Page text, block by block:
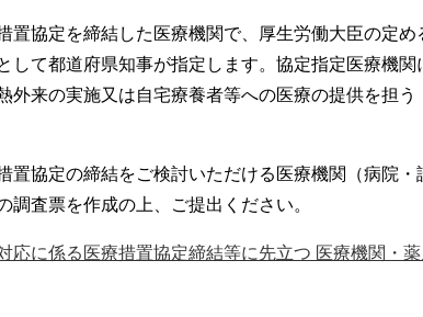
置協定を締結した医療機関で、厚生労働大臣の定
して都道府県知事が指定します。協定指定医療機
外来の実施又は自宅療養者等への医療の提供を担
置協定の締結をご検討いただける医療機関（病院
調査票を作成の上、ご提出ください。
応に係る医療措置協定締結等に先立つ 医療機関・